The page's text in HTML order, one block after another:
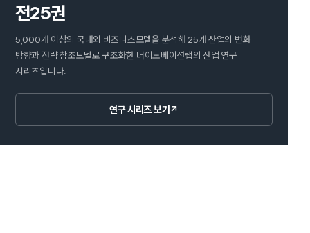
전25권
5,000개 이상의 국내외 비즈니스모델을 분석해 25개 산업의 변화
방향과 전략 참조모델로 구조화한 더이노베이션랩의 산업 연구
시리즈입니다.
연구 시리즈 보기↗